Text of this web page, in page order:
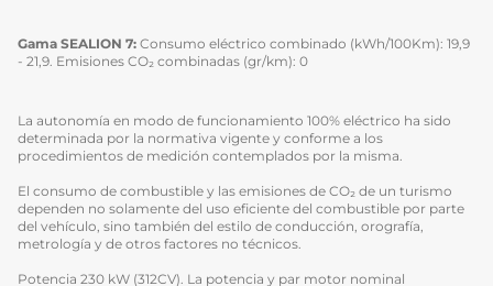
Gama SEALION 7: Consumo eléctrico combinado (kWh/100Km): 19,9
- 21,9. Emisiones CO₂ combinadas (gr/km): 0
La autonomía en modo de funcionamiento 100% eléctrico ha sido
determinada por la normativa vigente y conforme a los
procedimientos de medición contemplados por la misma.
El consumo de combustible y las emisiones de CO₂ de un turismo
dependen no solamente del uso eficiente del combustible por parte
del vehículo, sino también del estilo de conducción, orografía,
metrología y de otros factores no técnicos.
Potencia 230 kW (312CV). La potencia y par motor nominal